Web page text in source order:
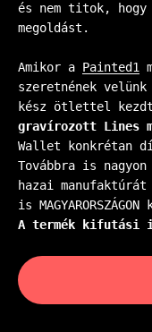
és nem titok,
megoldást.
Amikor a Painted1
szeretnének
kész ötlettel
gravírozott Lines
Wallet konkrétan
Továbbra is
hazai
is
A termék kifutási